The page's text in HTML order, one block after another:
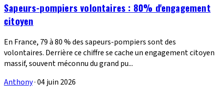
Sapeurs-pompiers volontaires : 80% d'engagement
citoyen
En France, 79 à 80 % des sapeurs-pompiers sont des
volontaires. Derrière ce chiffre se cache un engagement citoyen
massif, souvent méconnu du grand pu...
Anthony·04 juin 2026